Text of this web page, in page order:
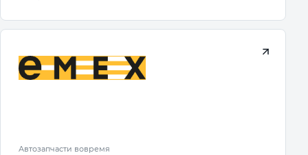
Автозапчасти вовремя